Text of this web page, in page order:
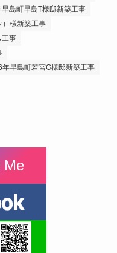
島町早島T様邸新築工事
）様新築工事
工事
年早島町若宮G様邸新築工事
Me